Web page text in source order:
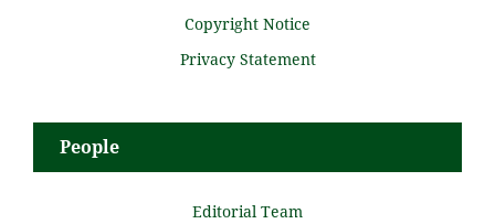
Copyright Notice
Privacy Statement
People
Editorial Team